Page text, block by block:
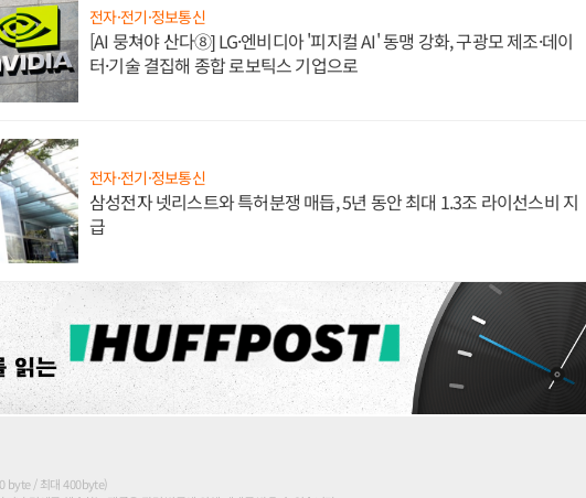
전자·전기·정보통신
[AI 뭉쳐야 산다⑧] LG·엔비디아 '피지컬 AI' 동맹 강화, 구광모 제조·데이
터·기술 결집해 종합 로보틱스 기업으로
전자·전기·정보통신
삼성전자 넷리스트와 특허분쟁 매듭, 5년 동안 최대 1.3조 라이선스비 지
급
byte / 최대 400byte)